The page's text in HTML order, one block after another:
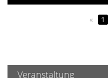
« 1
Veranstaltung